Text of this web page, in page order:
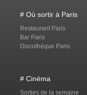
# Où sortir à Paris
Restaurant Paris
Bar Paris
Discothèque Paris
# Cinéma
Sorties de la semaine